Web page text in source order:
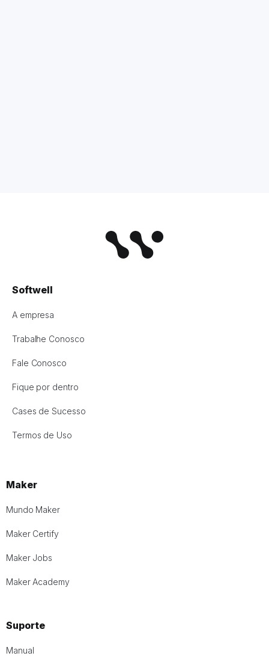
Softwell
A empresa
Trabalhe Conosco
Fale Conosco
Fique por dentro
Cases de Sucesso
Termos de Uso
Maker
Mundo Maker
Maker Certify
Maker Jobs
Maker Academy
Suporte
Manual